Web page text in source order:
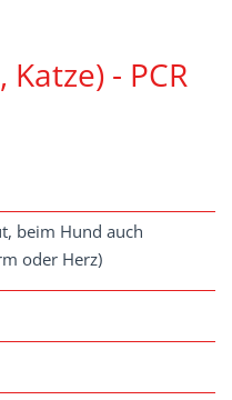
- PCR
beim Hund auch
oder Herz)